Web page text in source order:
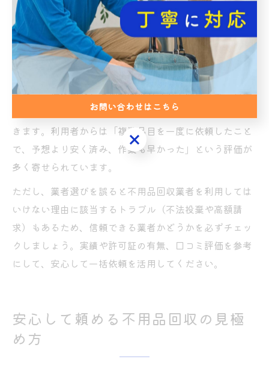
りも、まとめて回収を依頼することでトータルコストが
抑えられ、引越しや大掃除の際にもスムーズな片付けが
可能となります。帯広の不用品回収業者では、一括依頼
による割引や特典を設けているケースもあります。
また、一括依頼なら追加料金のリスクも低減され、見積
もり時に全体の費用が明確になるため、安心して利用で
きます。利用者からは「複数品目を一度に依頼したこと
で、予想より安く済み、作業も早かった」という評価が
多く寄せられています。
ただし、業者選びを誤ると不用品回収業者を利用しては
いけない理由に該当するトラブル（不法投棄や高額請
求）もあるため、信頼できる業者かどうかを必ずチェッ
クしましょう。実績や許可証の有無、口コミ評価を参考
にして、安心して一括依頼を活用してください。
安心して頼める不用品回収の見極
め方
お問い合わせはこちら
お問い合わせはこちら